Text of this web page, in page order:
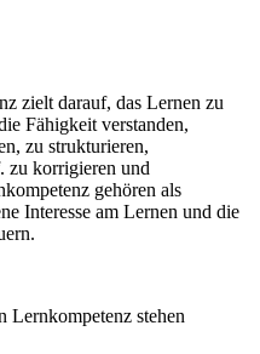
zielt darauf, das Lernen zu
Fähigkeit verstanden,
zu strukturieren,
zu korrigieren und
gehören als
Interesse am Lernen und die
stehen